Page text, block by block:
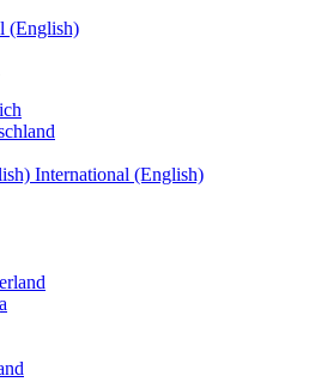
(English)
International (English)